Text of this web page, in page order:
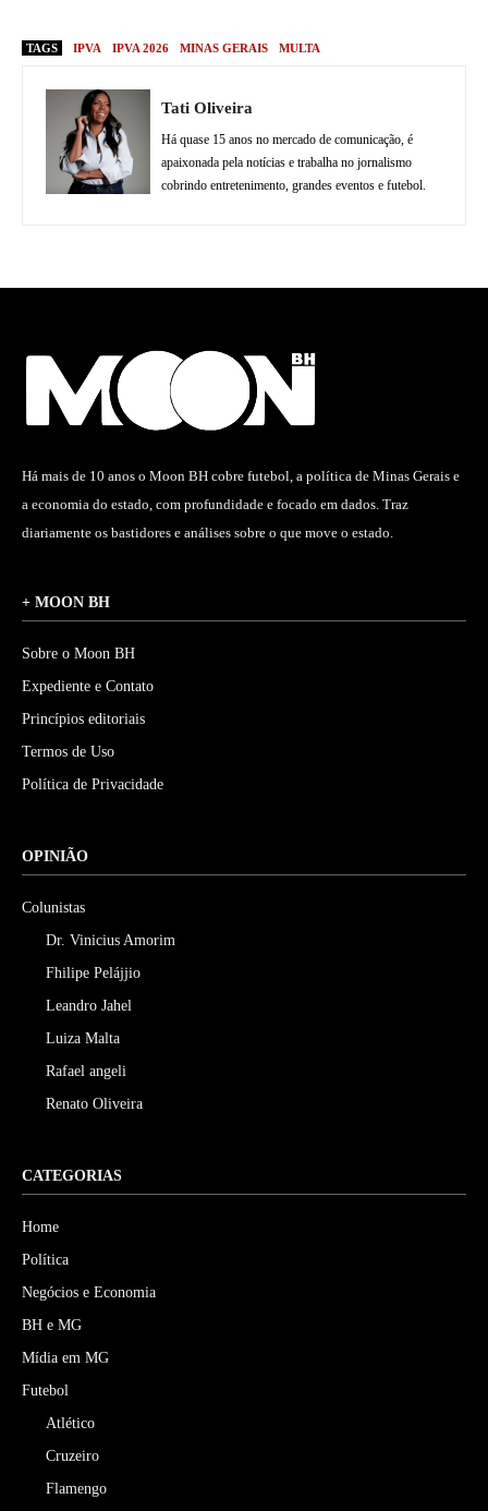
TAGS IPVA IPVA 2026 MINAS GERAIS MULTA
Tati Oliveira
Há quase 15 anos no mercado de comunicação, é
apaixonada pela notícias e trabalha no jornalismo
cobrindo entretenimento, grandes eventos e futebol.
Há mais de 10 anos o Moon BH cobre futebol, a política de Minas Gerais e
a economia do estado, com profundidade e focado em dados. Traz
diariamente os bastidores e análises sobre o que move o estado.
+ MOON BH
Sobre o Moon BH
Expediente e Contato
Princípios editoriais
Termos de Uso
Política de Privacidade
OPINIÃO
Colunistas
Dr. Vinicius Amorim
Fhilipe Pelájjio
Leandro Jahel
Luiza Malta
Rafael angeli
Renato Oliveira
CATEGORIAS
Home
Política
Negócios e Economia
BH e MG
Mídia em MG
Futebol
Atlético
Cruzeiro
Flamengo